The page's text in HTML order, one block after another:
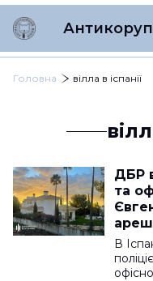
Головна вілла в іспанії
ДБР
та
В